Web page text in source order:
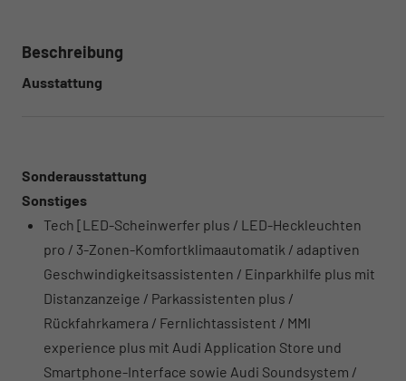
Beschreibung
Ausstattung
Sonderausstattung
Sonstiges
Tech [LED-Scheinwerfer plus / LED-Heckleuchten
pro / 3-Zonen-Komfortklimaautomatik / adaptiven
Geschwindigkeitsassistenten / Einparkhilfe plus mit
Distanzanzeige / Parkassistenten plus /
Rückfahrkamera / Fernlichtassistent / MMI
experience plus mit Audi Application Store und
Smartphone-Interface sowie Audi Soundsystem /